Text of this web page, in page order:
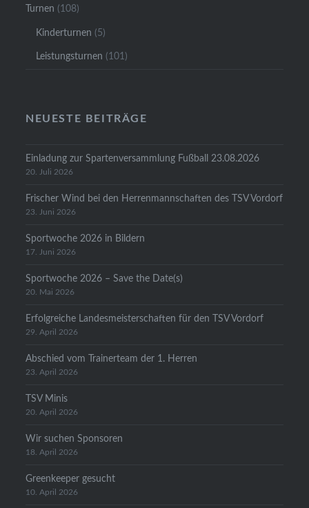
Turnen (108)
Kinderturnen (5)
Leistungsturnen (101)
NEUESTE BEITRÄGE
Einladung zur Spartenversammlung Fußball 23.08.2026
20. Juli 2026
Frischer Wind bei den Herrenmannschaften des TSV Vordorf
23. Juni 2026
Sportwoche 2026 in Bildern
17. Juni 2026
Sportwoche 2026 – Save the Date(s)
20. Mai 2026
Erfolgreiche Landesmeisterschaften für den TSV Vordorf
29. April 2026
Abschied vom Trainerteam der 1. Herren
23. April 2026
TSV Minis
20. April 2026
Wir suchen Sponsoren
18. April 2026
Greenkeeper gesucht
10. April 2026